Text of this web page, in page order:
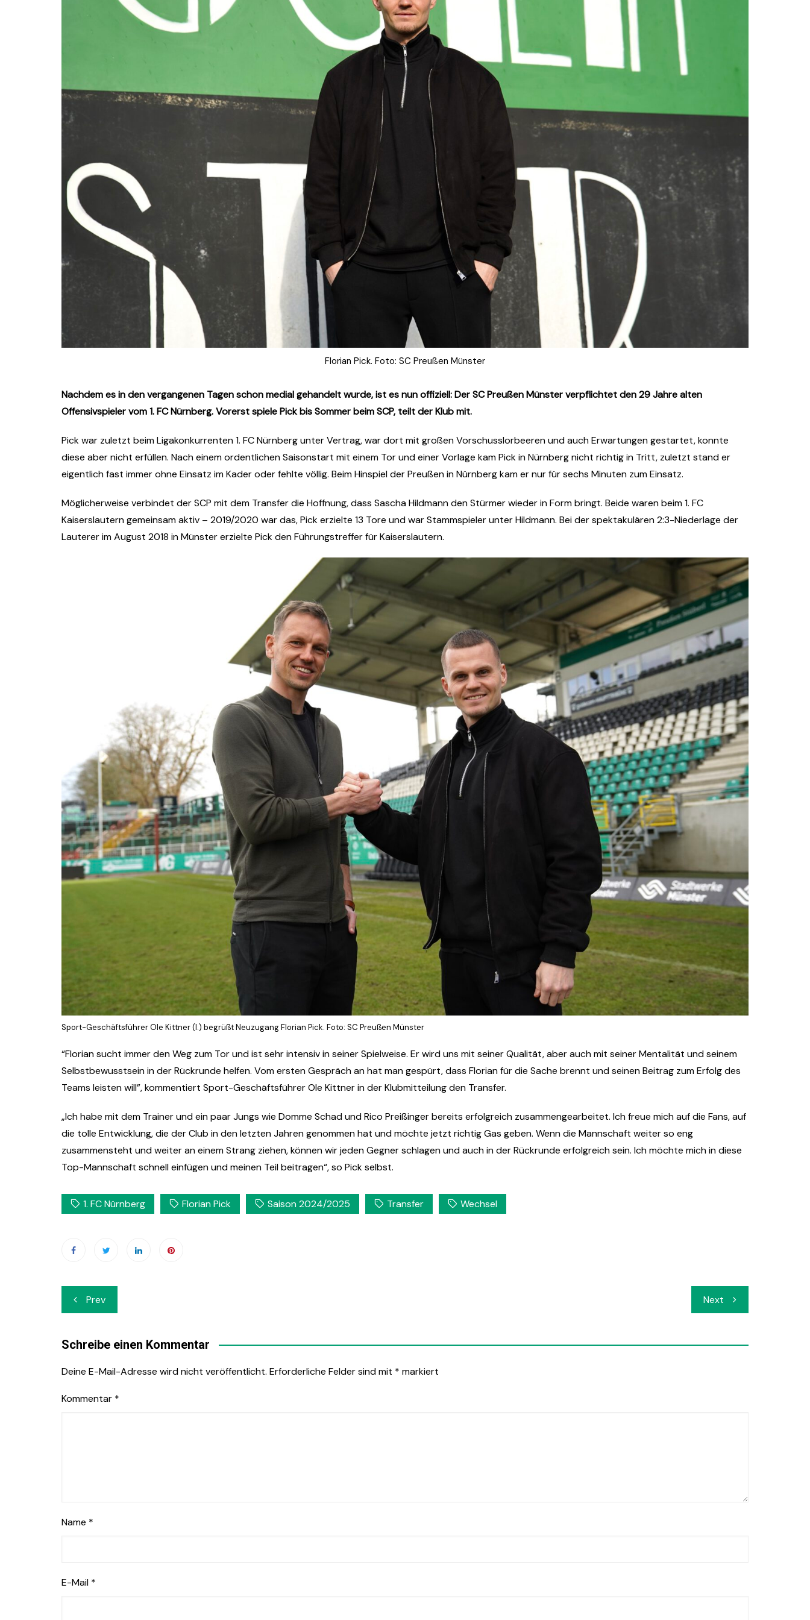
Florian Pick. Foto: SC Preußen Münster
Nachdem es in den vergangenen Tagen schon medial gehandelt wurde, ist es nun offiziell: Der SC Preußen Münster verpflichtet den 29 Jahre alten
Offensivspieler vom 1. FC Nürnberg. Vorerst spiele Pick bis Sommer beim SCP, teilt der Klub mit.
Pick war zuletzt beim Ligakonkurrenten 1. FC Nürnberg unter Vertrag, war dort mit großen Vorschusslorbeeren und auch Erwartungen gestartet, konnte
diese aber nicht erfüllen. Nach einem ordentlichen Saisonstart mit einem Tor und einer Vorlage kam Pick in Nürnberg nicht richtig in Tritt, zuletzt stand er
eigentlich fast immer ohne Einsatz im Kader oder fehlte völlig. Beim Hinspiel der Preußen in Nürnberg kam er nur für sechs Minuten zum Einsatz.
Möglicherweise verbindet der SCP mit dem Transfer die Hoffnung, dass Sascha Hildmann den Stürmer wieder in Form bringt. Beide waren beim 1. FC
Kaiserslautern gemeinsam aktiv – 2019/2020 war das, Pick erzielte 13 Tore und war Stammspieler unter Hildmann. Bei der spektakulären 2:3-Niederlage der
Lauterer im August 2018 in Münster erzielte Pick den Führungstreffer für Kaiserslautern.
Sport-Geschäftsführer Ole Kittner (l.) begrüßt Neuzugang Florian Pick. Foto: SC Preußen Münster
“Florian sucht immer den Weg zum Tor und ist sehr intensiv in seiner Spielweise. Er wird uns mit seiner Qualität, aber auch mit seiner Mentalität und seinem
Selbstbewusstsein in der Rückrunde helfen. Vom ersten Gespräch an hat man gespürt, dass Florian für die Sache brennt und seinen Beitrag zum Erfolg des
Teams leisten will”, kommentiert Sport-Geschäftsführer Ole Kittner in der Klubmitteilung den Transfer.
„Ich habe mit dem Trainer und ein paar Jungs wie Domme Schad und Rico Preißinger bereits erfolgreich zusammengearbeitet. Ich freue mich auf die Fans, auf
die tolle Entwicklung, die der Club in den letzten Jahren genommen hat und möchte jetzt richtig Gas geben. Wenn die Mannschaft weiter so eng
zusammensteht und weiter an einem Strang ziehen, können wir jeden Gegner schlagen und auch in der Rückrunde erfolgreich sein. Ich möchte mich in diese
Top-Mannschaft schnell einfügen und meinen Teil beitragen“, so Pick selbst.
1. FC Nürnberg Florian Pick Saison 2024/2025 Transfer Wechsel
Beitrags-
Navigation
Prev Next
Schreibe einen Kommentar
Deine E-Mail-Adresse wird nicht veröffentlicht. Erforderliche Felder sind mit * markiert
Kommentar *
Name *
E-Mail *